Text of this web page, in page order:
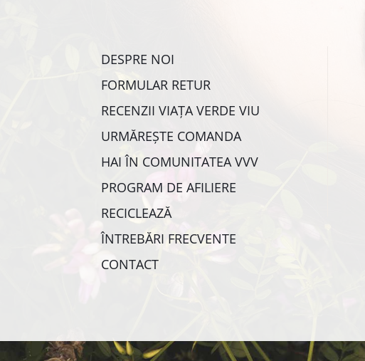
DESPRE NOI
FORMULAR RETUR
RECENZII VIAȚA VERDE VIU
URMĂREȘTE COMANDA
HAI ÎN COMUNITATEA VVV
PROGRAM DE AFILIERE
RECICLEAZĂ
ÎNTREBĂRI FRECVENTE
CONTACT